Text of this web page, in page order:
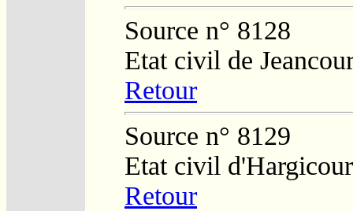
Source n° 8128
Etat civil de
Retour
Source n° 8129
Etat civil
Retour